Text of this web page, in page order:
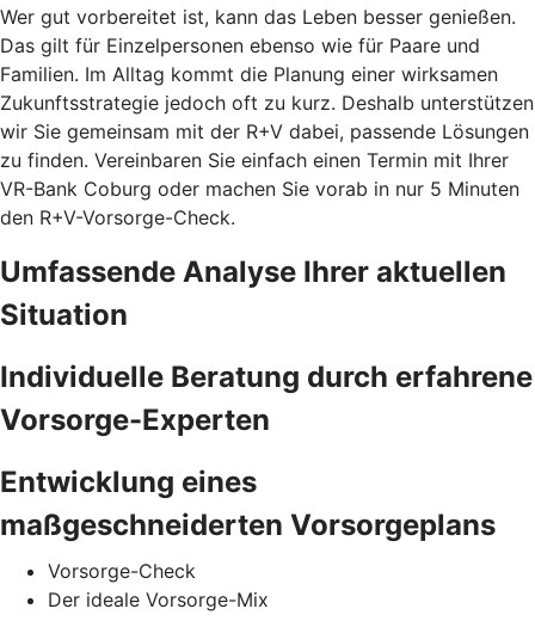
Wer gut vorbereitet ist, kann das Leben besser genießen.
Das gilt für Einzelpersonen ebenso wie für Paare und
Familien. Im Alltag kommt die Planung einer wirksamen
Zukunftsstrategie jedoch oft zu kurz. Deshalb unterstützen
wir Sie gemeinsam mit der R+V dabei, passende Lösungen
zu finden. Vereinbaren Sie einfach einen Termin mit Ihrer
VR-Bank Coburg oder machen Sie vorab in nur 5 Minuten
den R+V-Vorsorge-Check.
Umfassende Analyse Ihrer aktuellen
Situation
Individuelle Beratung durch erfahrene
Vorsorge-Experten
Entwicklung eines
maßgeschneiderten Vorsorgeplans
Vorsorge-Check
Der ideale Vorsorge-Mix